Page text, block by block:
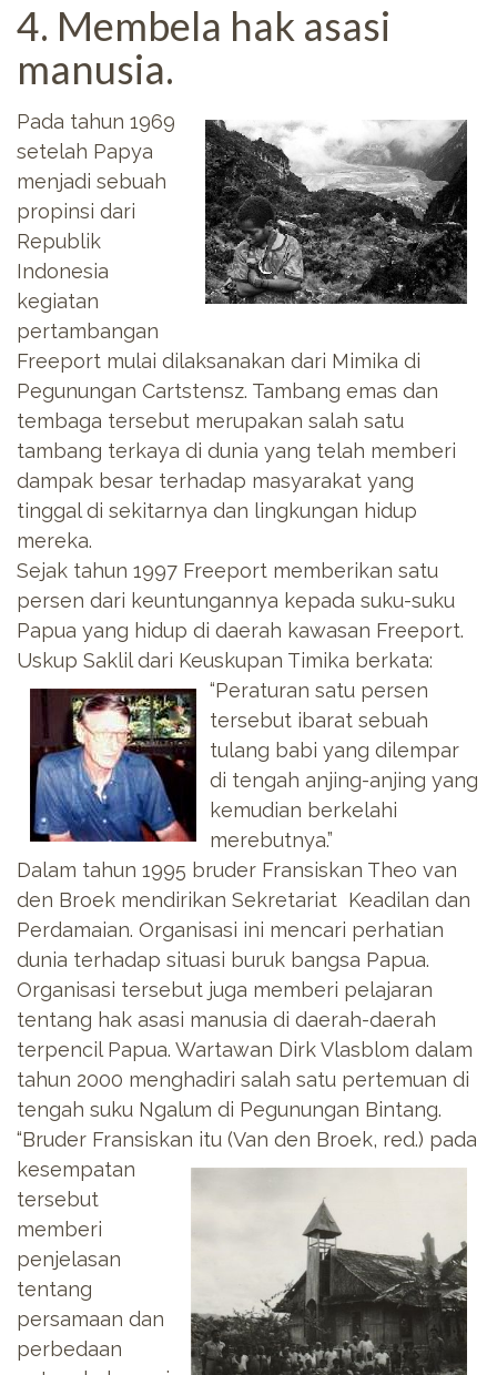
4. Membela hak asasi
manusia.
Pada tahun 1969
setelah Papya
menjadi sebuah
propinsi dari
Republik
Indonesia
kegiatan
pertambangan
Freeport mulai dilaksanakan dari Mimika di
Pegunungan Cartstensz. Tambang emas dan
tembaga tersebut merupakan salah satu
tambang terkaya di dunia yang telah memberi
dampak besar terhadap masyarakat yang
tinggal di sekitarnya dan lingkungan hidup
mereka.
Sejak tahun 1997 Freeport memberikan satu
persen dari keuntungannya kepada suku-suku
Papua yang hidup di daerah kawasan Freeport.
Uskup Saklil dari Keuskupan Timika berkata:
“Peraturan satu persen
tersebut ibarat sebuah
tulang babi yang dilempar
di tengah anjing-anjing yang
kemudian berkelahi
merebutnya.”
Dalam tahun 1995 bruder Fransiskan Theo van
den Broek mendirikan Sekretariat Keadilan dan
Perdamaian. Organisasi ini mencari perhatian
dunia terhadap situasi buruk bangsa Papua.
Organisasi tersebut juga memberi pelajaran
tentang hak asasi manusia di daerah-daerah
terpencil Papua. Wartawan Dirk Vlasblom dalam
tahun 2000 menghadiri salah satu pertemuan di
tengah suku Ngalum di Pegunungan Bintang.
“Bruder Fransiskan itu (Van den Broek, red.) pada
kesempatan
tersebut
memberi
penjelasan
tentang
persamaan dan
perbedaan